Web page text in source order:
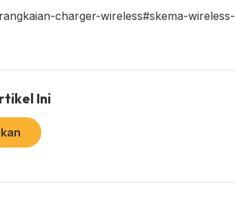
charger-wireless#skema-wireless-
Ini